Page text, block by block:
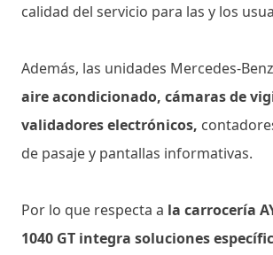
calidad del servicio para las y los
Además, las unidades Mercedes-Benz
aire acondicionado, cámaras de
validadores electrónicos,
de pasaje y pantallas informativas.
Por lo que respecta a la carrocería
1040 GT integra soluciones